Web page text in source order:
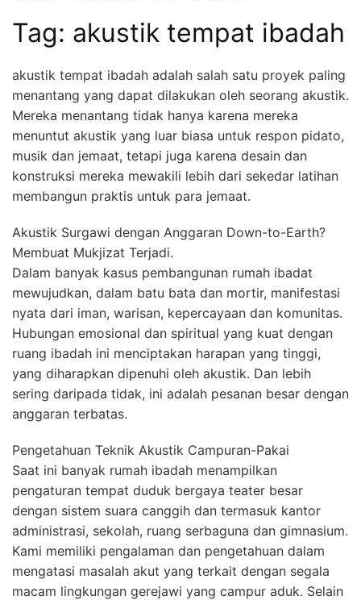
Tag: akustik tempat ibadah
akustik tempat ibadah adalah salah satu proyek paling
menantang yang dapat dilakukan oleh seorang akustik.
Mereka menantang tidak hanya karena mereka
menuntut akustik yang luar biasa untuk respon pidato,
musik dan jemaat, tetapi juga karena desain dan
konstruksi mereka mewakili lebih dari sekedar latihan
membangun praktis untuk para jemaat.
Akustik Surgawi dengan Anggaran Down-to-Earth?
Membuat Mukjizat Terjadi.
Dalam banyak kasus pembangunan rumah ibadat
mewujudkan, dalam batu bata dan mortir, manifestasi
nyata dari iman, warisan, kepercayaan dan komunitas.
Hubungan emosional dan spiritual yang kuat dengan
ruang ibadah ini menciptakan harapan yang tinggi,
yang diharapkan dipenuhi oleh akustik. Dan lebih
sering daripada tidak, ini adalah pesanan besar dengan
anggaran terbatas.
Pengetahuan Teknik Akustik Campuran-Pakai
Saat ini banyak rumah ibadah menampilkan
pengaturan tempat duduk bergaya teater besar
dengan sistem suara canggih dan termasuk kantor
administrasi, sekolah, ruang serbaguna dan gimnasium.
Kami memiliki pengalaman dan pengetahuan dalam
mengatasi masalah akut yang terkait dengan segala
macam lingkungan gerejawi yang campur aduk. Selain